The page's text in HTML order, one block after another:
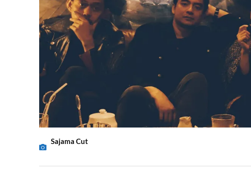
Sajama Cut